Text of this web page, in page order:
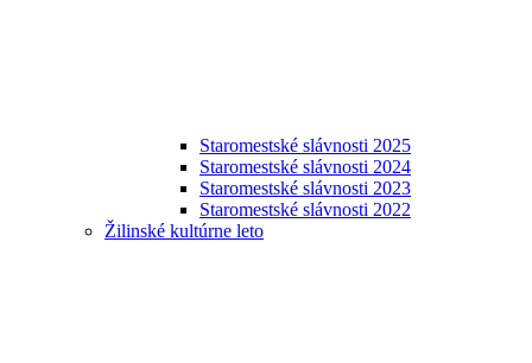
Staromestské slávnosti 2025
Staromestské slávnosti 2024
Staromestské slávnosti 2023
Staromestské slávnosti 2022
Žilinské kultúrne leto